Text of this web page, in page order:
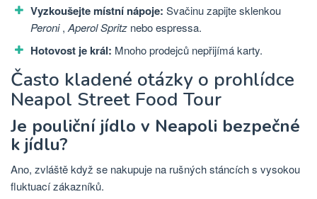
Vyzkoušejte místní nápoje: Svačinu zapijte sklenkou
Peroni, Aperol Spritz nebo espressa.
Hotovost je král: Mnoho prodejců nepřijímá karty.
Často kladené otázky o prohlídce
Neapol Street Food Tour
Je pouliční jídlo v Neapoli bezpečné
k jídlu?
Ano, zvláště když se nakupuje na rušných stáncích s vysokou
fluktuací zákazníků.